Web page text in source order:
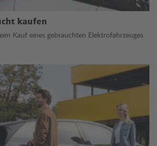
kaufen
Kauf eines gebrauchten Elektrofahrzeuges